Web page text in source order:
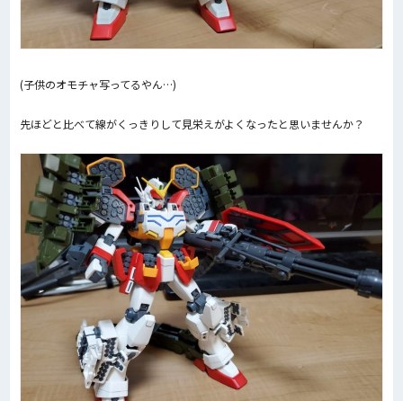
(子供のオモチャ写ってるやん…)
先ほどと比べて線がくっきりして見栄えがよくなったと思いませんか？